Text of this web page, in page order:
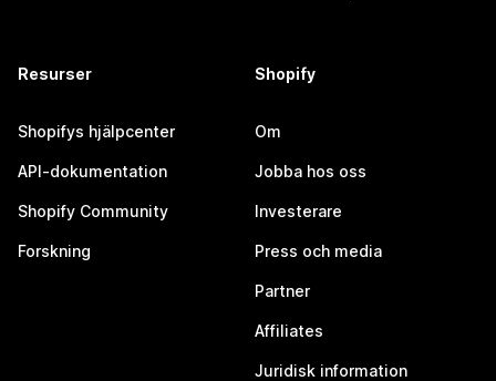
Resurser
Shopifys hjälpcenter
API-dokumentation
Shopify Community
Forskning
Shopify
Om
Jobba hos oss
Investerare
Press och media
Partner
Affiliates
Juridisk information